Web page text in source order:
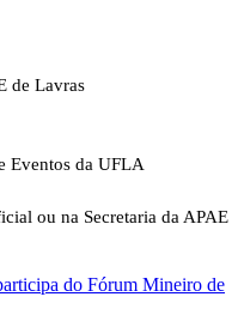
de Lavras
Eventos da UFLA
ou na Secretaria da APAE
do Fórum Mineiro de